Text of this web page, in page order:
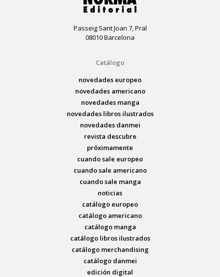
Passeig Sant Joan 7, Pral
08010 Barcelona
Catálogo
novedades europeo
novedades americano
novedades manga
novedades libros ilustrados
novedades danmei
revista descubre
próximamente
cuando sale europeo
cuando sale americano
cuando sale manga
noticias
catálogo europeo
catálogo americano
catálogo manga
catálogo libros ilustrados
catálogo merchandising
catálogo danmei
edición digital